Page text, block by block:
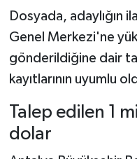
Dosyada, adaylığın
Genel Merkezi'ne
gönderildiğine dair
kayıtlarının uyumlu
Talep edilen 1
dolar